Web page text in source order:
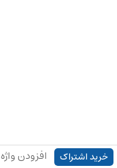
خرید اشتراک افزودن واژه